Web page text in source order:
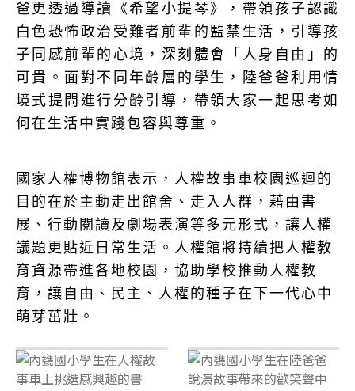
爸更透過導讀《希望小提琴》，帶領孩子認識
白色恐怖政治受難者前輩的監禁生活，引導孩
子同感前輩的心境，深刻體會「人身自由」的
可貴。面對不同年齡層的學生，陸爸爸利用情
境式提問進行分齡引導，帶領大家一起思考如
何在生活中實踐包容與尊重。
國家人權博物館表示，人權故事車校園巡迴的
目的在於主動走出館舍、走入人群，藉由書
展、行動閱讀及劇場表演等多元形式，讓人權
議題更貼近日常生活。人權館將持續把人權教
育資源帶進各地校園，協助學校推動人權教
育，讓自由、民主、人權的種子在下一代心中
萌芽茁壯。